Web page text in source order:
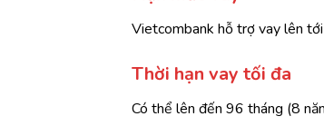
Vietcombank hỗ trợ vay lên
Thời hạn vay tối đa
Có thể lên đến 96 tháng (8